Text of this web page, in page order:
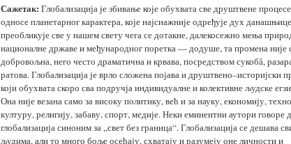
Сажетак: Глобализација је збивање које обухвата све друштвене
односе планетарног карактера, које најснажније одређује дух
преобликује све у нашем свету чега се дотакне, далекосежно мења
националне државе и међународног поретка — додуше, та промена није
добровољна, него често драматична и крвава, посредством сукобâ,
ратова. Глобализација је врло сложена појава и друштвено–историјски
који обухвата скоро сва подручја индивидуалне и колективне људске
Она није везана само за високу политику, већ и за науку, економију,
културу, религију, забаву, спорт, медије. Неки еминентни аутори говоре
глобализација синоним за „свет без граница“. Глобализација се дешава
људима, али то много боље осећају, схватају и разумеју оне личности и